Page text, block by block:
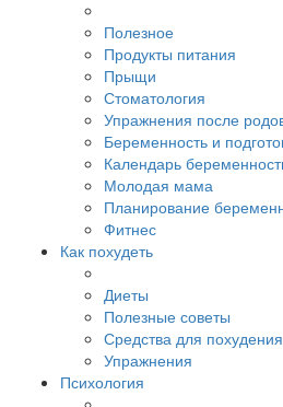
Полезное
Продукты питания
Прыщи
Стоматология
Упражнения после
Беременность и
Календарь
Молодая мама
Планирование
Фитнес
Как похудеть
Диеты
Полезные советы
Средства для похудения
Упражнения
Психология